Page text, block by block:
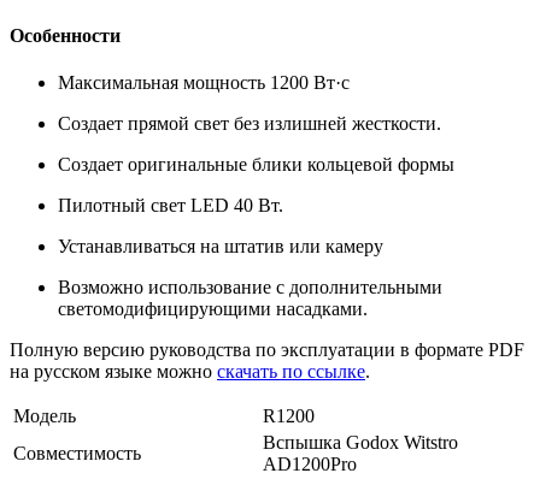
Особенности
Максимальная мощность 1200 Вт·c
Создает прямой свет без излишней жесткости.
Создает оригинальные блики кольцевой формы
Пилотный свет LED 40 Вт.
Устанавливаться на штатив или камеру
Возможно использование с дополнительными
светомодифицирующими насадками.
Полную версию руководства по эксплуатации в формате PDF
на русском языке можно скачать по ссылке.
Модель
R1200
Совместимость
Вспышка Godox Witstro
AD1200Pro